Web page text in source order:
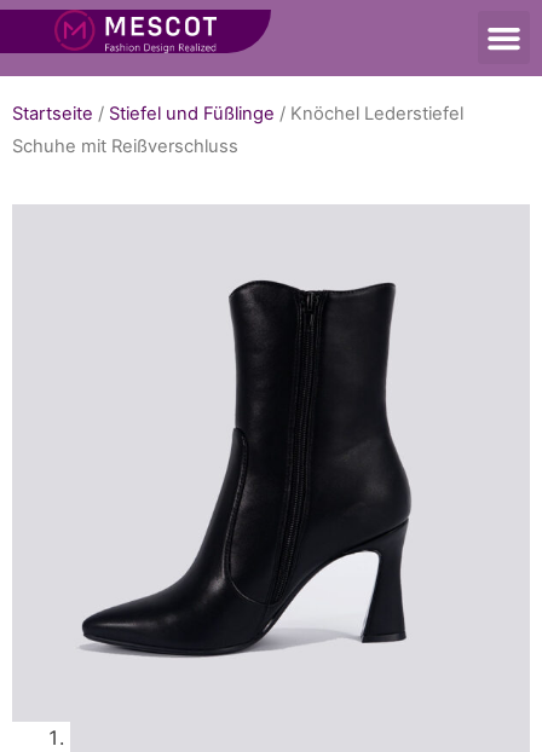
Startseite / Stiefel und Füßlinge / Knöchel Lederstiefel
Schuhe mit Reißverschluss